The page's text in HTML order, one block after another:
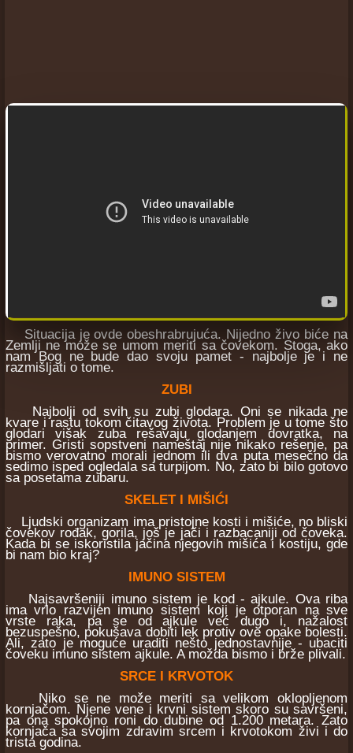
Situacija je ovde obeshrabrujuća. Nijedno živo biće na
Zemlji ne može se umom meriti sa čovekom. Stoga, ako
nam Bog ne bude dao svoju pamet - najbolje je i ne
razmišljati o tome.
ZUBI
Najbolji od svih su zubi glodara. Oni se nikada ne
kvare i rastu tokom čitavog života. Problem je u tome što
glodari višak zuba rešavaju glodanjem dovratka, na
primer. Gristi sopstveni nameštaj nije nikako rešenje, pa
bismo verovatno morali jednom ili dva puta mesečno da
sedimo isped ogledala sa turpijom. No, zato bi bilo gotovo
sa posetama zubaru.
SKELET I MIŠIĆI
Ljudski organizam ima pristojne kosti i mišiće, no bliski
čovekov rođak, gorila, još je jači i razbacaniji od čoveka.
Kada bi se iskoristila jačina njegovih mišića i kostiju, gde
bi nam bio kraj?
IMUNO SISTEM
Najsavršeniji imuno sistem je kod - ajkule. Ova riba
ima vrlo razvijen imuno sistem koji je otporan na sve
vrste raka, pa se od ajkule već dugo i, nažalost
bezuspešno, pokušava dobiti lek protiv ove opake bolesti.
Ali, zato je moguće uraditi nešto jednostavnije - ubaciti
čoveku imuno sistem ajkule. A možda bismo i brže plivali.
SRCE I KRVOTOK
Niko se ne može meriti sa velikom oklopljenom
kornjačom. Njene vene i krvni sistem skoro su savršeni,
pa ona spokojno roni do dubine od 1.200 metara. Zato
kornjača sa svojim zdravim srcem i krvotokom živi i do
trista godina.